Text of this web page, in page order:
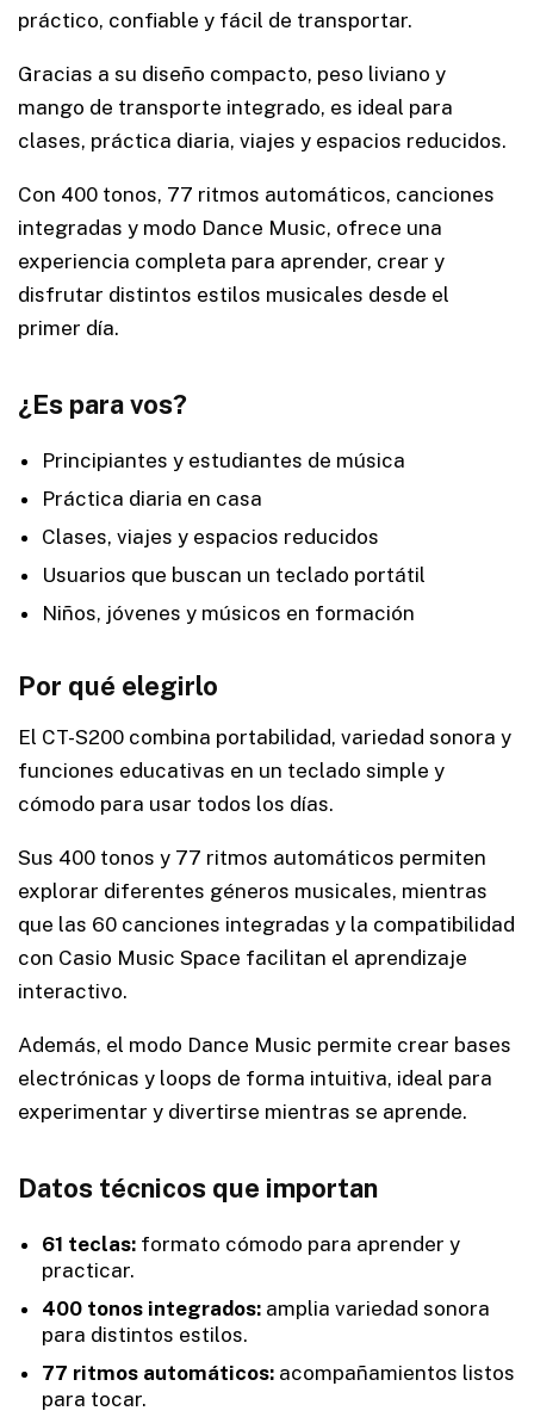
práctico, confiable y fácil de transportar.
Gracias a su diseño compacto, peso liviano y
mango de transporte integrado, es ideal para
clases, práctica diaria, viajes y espacios reducidos.
Con 400 tonos, 77 ritmos automáticos, canciones
integradas y modo Dance Music, ofrece una
experiencia completa para aprender, crear y
disfrutar distintos estilos musicales desde el
primer día.
¿Es para vos?
Principiantes y estudiantes de música
Práctica diaria en casa
Clases, viajes y espacios reducidos
Usuarios que buscan un teclado portátil
Niños, jóvenes y músicos en formación
Por qué elegirlo
El CT-S200 combina portabilidad, variedad sonora y
funciones educativas en un teclado simple y
cómodo para usar todos los días.
Sus 400 tonos y 77 ritmos automáticos permiten
explorar diferentes géneros musicales, mientras
que las 60 canciones integradas y la compatibilidad
con Casio Music Space facilitan el aprendizaje
interactivo.
Además, el modo Dance Music permite crear bases
electrónicas y loops de forma intuitiva, ideal para
experimentar y divertirse mientras se aprende.
Datos técnicos que importan
61 teclas: formato cómodo para aprender y
practicar.
400 tonos integrados: amplia variedad sonora
para distintos estilos.
77 ritmos automáticos: acompañamientos listos
para tocar.